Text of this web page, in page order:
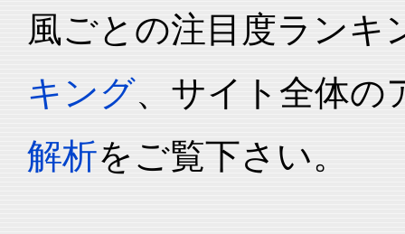
風ごとの注目度ランキ
キング、サイト全体の
解析をご覧下さい。